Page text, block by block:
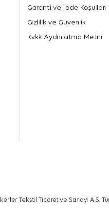
Garanti ve İade Koşulları
Gizlilik ve Güvenlik
Kvkk Aydınlatma Metni
Tekstil Ticaret ve Sanayi A.Ş.